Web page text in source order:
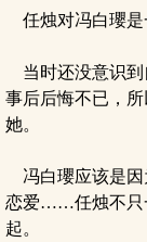
任烛对冯白瓔是
当时还没意识到
事后后悔不已，
她。
冯白瓔应该是因
恋爱……任烛不只
起。